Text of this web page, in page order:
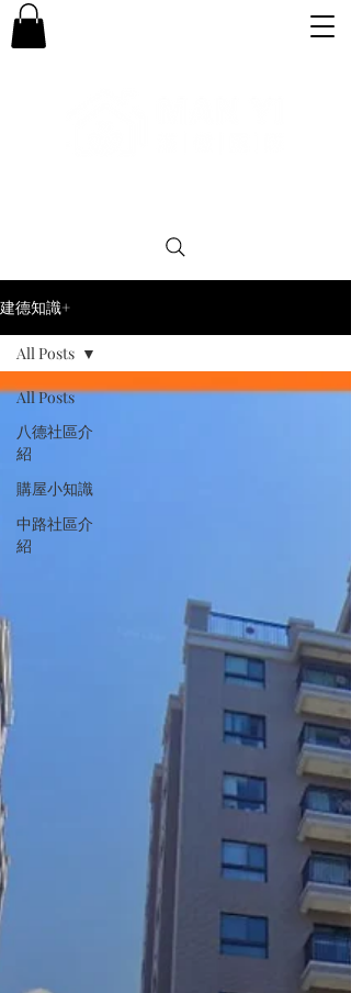
建德知識+
All Posts
八德社區介
紹
購屋小知識
中路社區介
紹
All Posts